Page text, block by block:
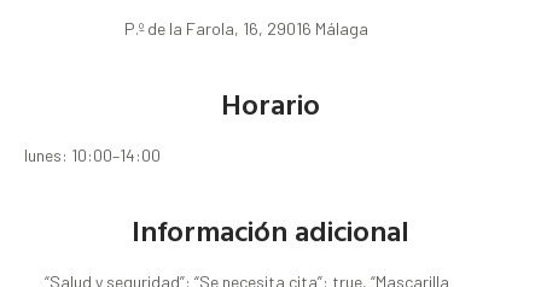
P.º de la Farola, 16, 29016 Málaga
Horario
lunes: 10:00–14:00
Información adicional
“Salud y seguridad”: “Se necesita cita”: true, “Mascarilla